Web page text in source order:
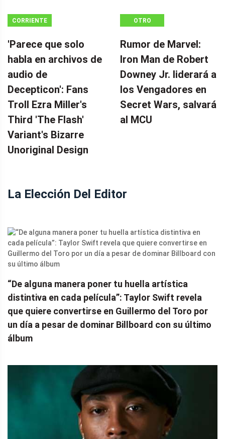
CORRIENTE
'Parece que solo
habla en archivos de
audio de
Decepticon': Fans
Troll Ezra Miller's
Third 'The Flash'
Variant's Bizarre
Unoriginal Design
OTRO
Rumor de Marvel:
Iron Man de Robert
Downey Jr. liderará a
los Vengadores en
Secret Wars, salvará
al MCU
La Elección Del Editor
“De alguna manera poner tu huella artística
distintiva en cada película”: Taylor Swift revela
que quiere convertirse en Guillermo del Toro por
un día a pesar de dominar Billboard con su último
álbum